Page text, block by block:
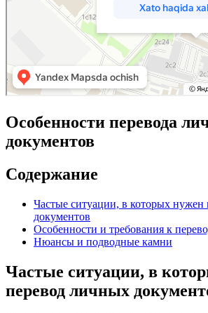
Особенности перевода
документов
Содержание
Частые ситуации, в которых нужен
документов
Особенности и требования к
Нюансы и подводные камни
Частые ситуации, в
перевод личных